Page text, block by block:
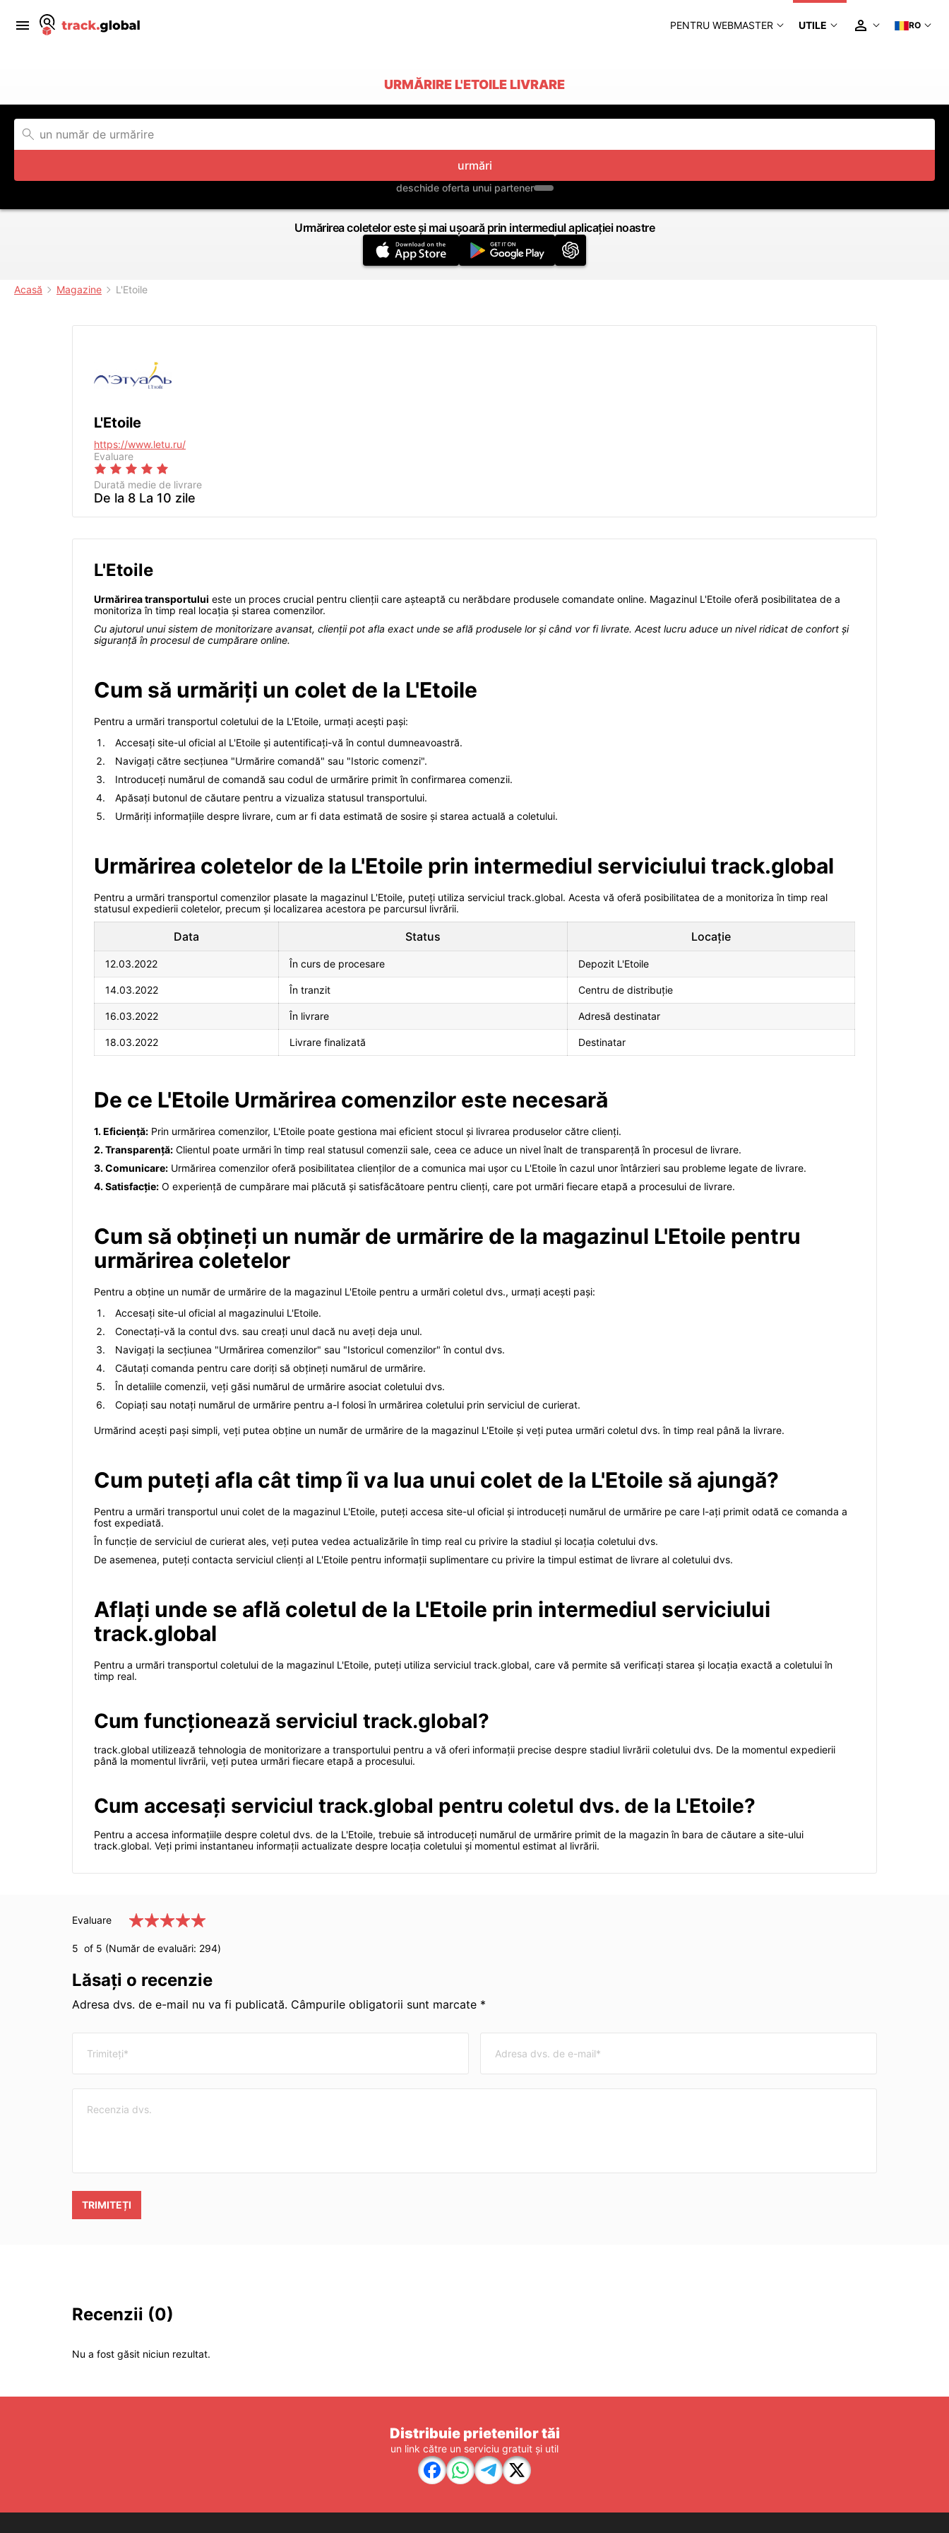
PENTRU WEBMASTER UTILE RO
URMĂRIRE L'ETOILE LIVRARE
urmări
deschide oferta unui partener
Urmărirea coletelor este și mai ușoară prin intermediul aplicației noastre
Acasă Magazine L'Etoile
L'Etoile
https://www.letu.ru/
Evaluare
Durată medie de livrare
De la 8 La 10 zile
L'Etoile
Urmărirea transportului este un proces crucial pentru clienții care așteaptă cu nerăbdare produsele comandate online. Magazinul L'Etoile oferă posibilitatea de a
monitoriza în timp real locația și starea comenzilor.
Cu ajutorul unui sistem de monitorizare avansat, clienții pot afla exact unde se află produsele lor și când vor fi livrate. Acest lucru aduce un nivel ridicat de confort și
siguranță în procesul de cumpărare online.
Cum să urmăriți un colet de la L'Etoile
Pentru a urmări transportul coletului de la L'Etoile, urmați acești pași:
Accesați site-ul oficial al L'Etoile și autentificați-vă în contul dumneavoastră.
Navigați către secțiunea "Urmărire comandă" sau "Istoric comenzi".
Introduceți numărul de comandă sau codul de urmărire primit în confirmarea comenzii.
Apăsați butonul de căutare pentru a vizualiza statusul transportului.
Urmăriți informațiile despre livrare, cum ar fi data estimată de sosire și starea actuală a coletului.
Urmărirea coletelor de la L'Etoile prin intermediul serviciului track.global
Pentru a urmări transportul comenzilor plasate la magazinul L'Etoile, puteți utiliza serviciul track.global. Acesta vă oferă posibilitatea de a monitoriza în timp real
statusul expedierii coletelor, precum și localizarea acestora pe parcursul livrării.
Data Status Locație
12.03.2022 În curs de procesare Depozit L'Etoile
14.03.2022 În tranzit Centru de distribuție
16.03.2022 În livrare Adresă destinatar
18.03.2022 Livrare finalizată Destinatar
De ce L'Etoile Urmărirea comenzilor este necesară
1. Eficiență: Prin urmărirea comenzilor, L'Etoile poate gestiona mai eficient stocul și livrarea produselor către clienți.
2. Transparență: Clientul poate urmări în timp real statusul comenzii sale, ceea ce aduce un nivel înalt de transparență în procesul de livrare.
3. Comunicare: Urmărirea comenzilor oferă posibilitatea clienților de a comunica mai ușor cu L'Etoile în cazul unor întârzieri sau probleme legate de livrare.
4. Satisfacție: O experiență de cumpărare mai plăcută și satisfăcătoare pentru clienți, care pot urmări fiecare etapă a procesului de livrare.
Cum să obțineți un număr de urmărire de la magazinul L'Etoile pentru
urmărirea coletelor
Pentru a obține un număr de urmărire de la magazinul L'Etoile pentru a urmări coletul dvs., urmați acești pași:
Accesați site-ul oficial al magazinului L'Etoile.
Conectați-vă la contul dvs. sau creați unul dacă nu aveți deja unul.
Navigați la secțiunea "Urmărirea comenzilor" sau "Istoricul comenzilor" în contul dvs.
Căutați comanda pentru care doriți să obțineți numărul de urmărire.
În detaliile comenzii, veți găsi numărul de urmărire asociat coletului dvs.
Copiați sau notați numărul de urmărire pentru a-l folosi în urmărirea coletului prin serviciul de curierat.
Urmărind acești pași simpli, veți putea obține un număr de urmărire de la magazinul L'Etoile și veți putea urmări coletul dvs. în timp real până la livrare.
Cum puteți afla cât timp îi va lua unui colet de la L'Etoile să ajungă?
Pentru a urmări transportul unui colet de la magazinul L'Etoile, puteți accesa site-ul oficial și introduceți numărul de urmărire pe care l-ați primit odată ce comanda a
fost expediată.
În funcție de serviciul de curierat ales, veți putea vedea actualizările în timp real cu privire la stadiul și locația coletului dvs.
De asemenea, puteți contacta serviciul clienți al L'Etoile pentru informații suplimentare cu privire la timpul estimat de livrare al coletului dvs.
Aflați unde se află coletul de la L'Etoile prin intermediul serviciului
track.global
Pentru a urmări transportul coletului de la magazinul L'Etoile, puteți utiliza serviciul track.global, care vă permite să verificați starea și locația exactă a coletului în
timp real.
Cum funcționează serviciul track.global?
track.global utilizează tehnologia de monitorizare a transportului pentru a vă oferi informații precise despre stadiul livrării coletului dvs. De la momentul expedierii
până la momentul livrării, veți putea urmări fiecare etapă a procesului.
Cum accesați serviciul track.global pentru coletul dvs. de la L'Etoile?
Pentru a accesa informațiile despre coletul dvs. de la L'Etoile, trebuie să introduceți numărul de urmărire primit de la magazin în bara de căutare a site-ului
track.global. Veți primi instantaneu informații actualizate despre locația coletului și momentul estimat al livrării.
Evaluare
5 of 5 (Număr de evaluări: 294)
Lăsați o recenzie
Adresa dvs. de e-mail nu va fi publicată. Câmpurile obligatorii sunt marcate *
TRIMITEȚI
Recenzii (0)
Nu a fost găsit niciun rezultat.
Distribuie prietenilor tăi
un link către un serviciu gratuit și util